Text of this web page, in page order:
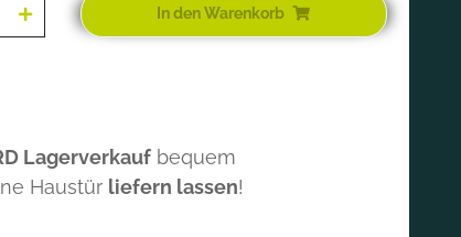
In den Warenkorb
Lagerverkauf bequem
Haustür liefern lassen!